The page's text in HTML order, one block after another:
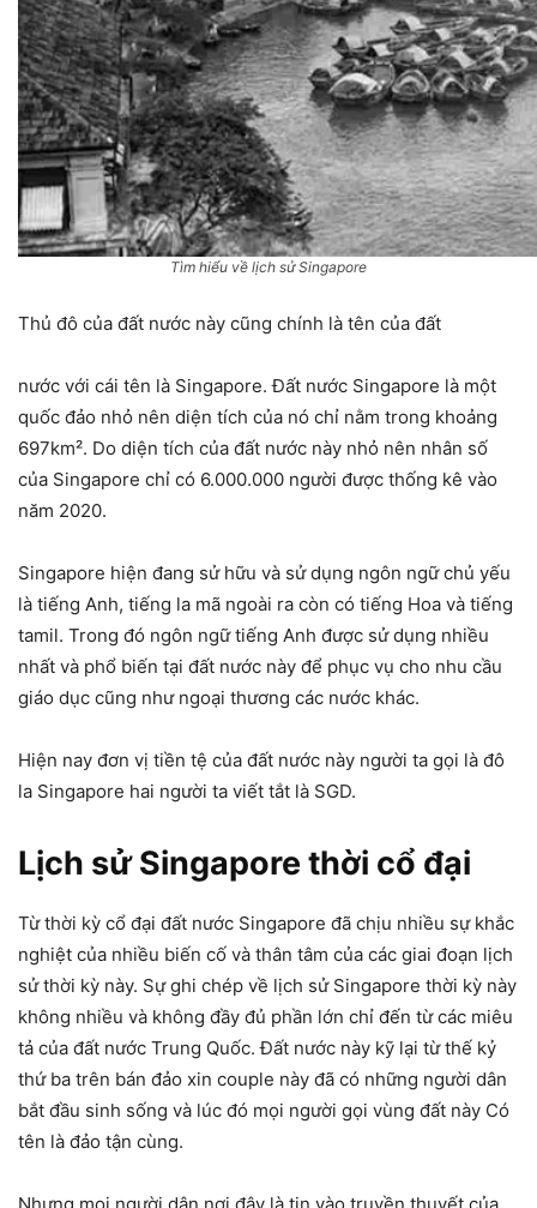
Tìm hiểu về lịch sử Singapore
Thủ đô của đất nước này cũng chính là tên của đất
nước với cái tên là Singapore. Đất nước Singapore là một
quốc đảo nhỏ nên diện tích của nó chỉ nằm trong khoảng
697km². Do diện tích của đất nước này nhỏ nên nhân số
của Singapore chỉ có 6.000.000 người được thống kê vào
năm 2020.
Singapore hiện đang sử hữu và sử dụng ngôn ngữ chủ yếu
là tiếng Anh, tiếng la mã ngoài ra còn có tiếng Hoa và tiếng
tamil. Trong đó ngôn ngữ tiếng Anh được sử dụng nhiều
nhất và phổ biến tại đất nước này để phục vụ cho nhu cầu
giáo dục cũng như ngoại thương các nước khác.
Hiện nay đơn vị tiền tệ của đất nước này người ta gọi là đô
la Singapore hai người ta viết tắt là SGD.
Lịch sử Singapore thời cổ đại
Từ thời kỳ cổ đại đất nước Singapore đã chịu nhiều sự khắc
nghiệt của nhiều biến cố và thân tâm của các giai đoạn lịch
sử thời kỳ này. Sự ghi chép về lịch sử Singapore thời kỳ này
không nhiều và không đầy đủ phần lớn chỉ đến từ các miêu
tả của đất nước Trung Quốc. Đất nước này kỹ lại từ thế kỷ
thứ ba trên bán đảo xin couple này đã có những người dân
bắt đầu sinh sống và lúc đó mọi người gọi vùng đất này Có
tên là đảo tận cùng.